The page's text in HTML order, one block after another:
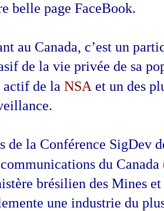
belle page FaceBook.
au Canada, c’est un
de la vie privée de sa
actif de la NSA et un des
de la Conférence SigDev
du Canada
brésilien des Mines
une industrie du